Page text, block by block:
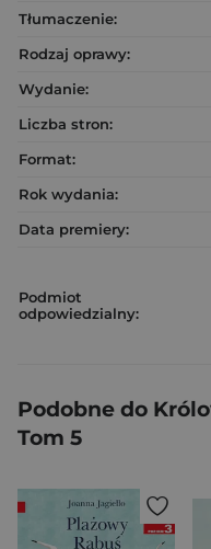
Tłumaczenie:
Rodzaj oprawy:
Wydanie:
Liczba stron:
Format:
Rok wydania:
Data premiery:
Podmiot
odpowiedzialny:
Podobne do
Tom 5